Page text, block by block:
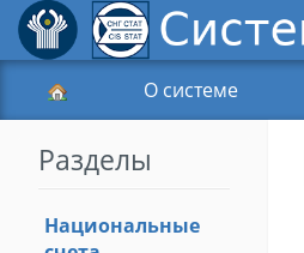
О системе
Разделы
Национальные